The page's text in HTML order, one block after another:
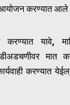
आयोजन करण्यात
यावे,
मात
करण्यात